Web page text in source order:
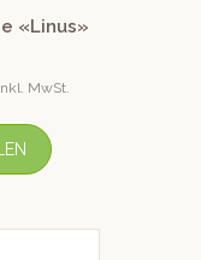
«Linus»
MwSt.